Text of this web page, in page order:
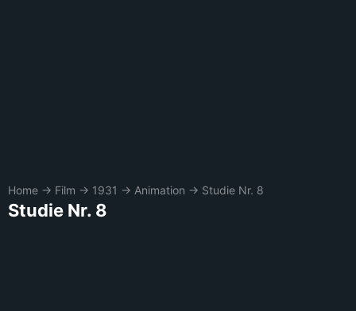
Home → Film → 1931 → Animation → Studie Nr. 8
Studie Nr. 8